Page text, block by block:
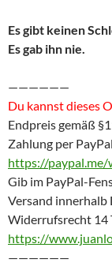
Es gibt keinen
Es gab ihn nie.
——————
Du kannst dieses
Endpreis gemäß
Zahlung per
https://
Gib im PayPal-
Versand innerhalb
Widerrufsrecht 14
https://
——————